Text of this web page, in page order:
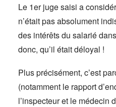
Le 1er juge saisi a
n’était pas absolument
des intérêts du salarié
donc, qu’il était déloyal !
Plus précisément, c’est
(notamment le rapport
l’inspecteur et le médecin